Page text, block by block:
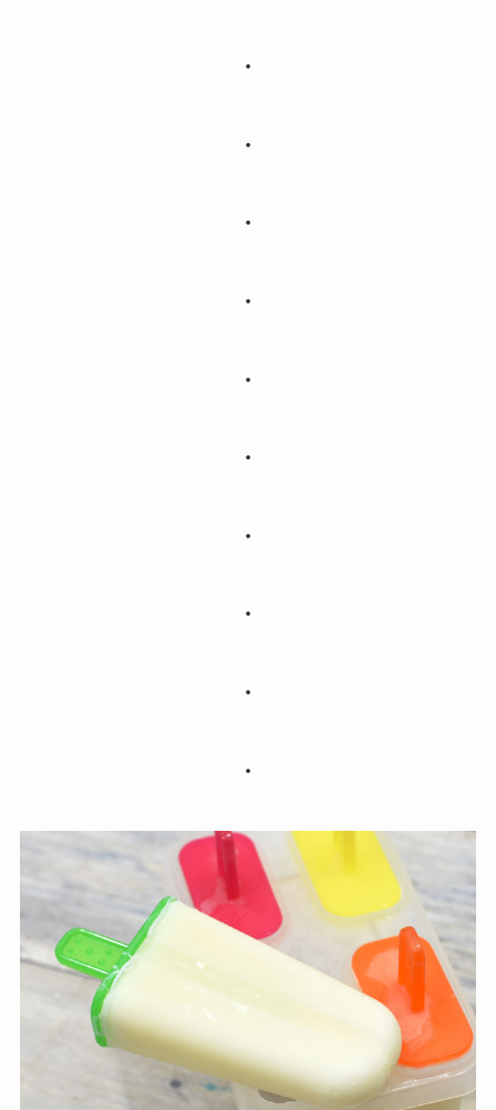
・
・
・
・
・
・
・
・
・
・